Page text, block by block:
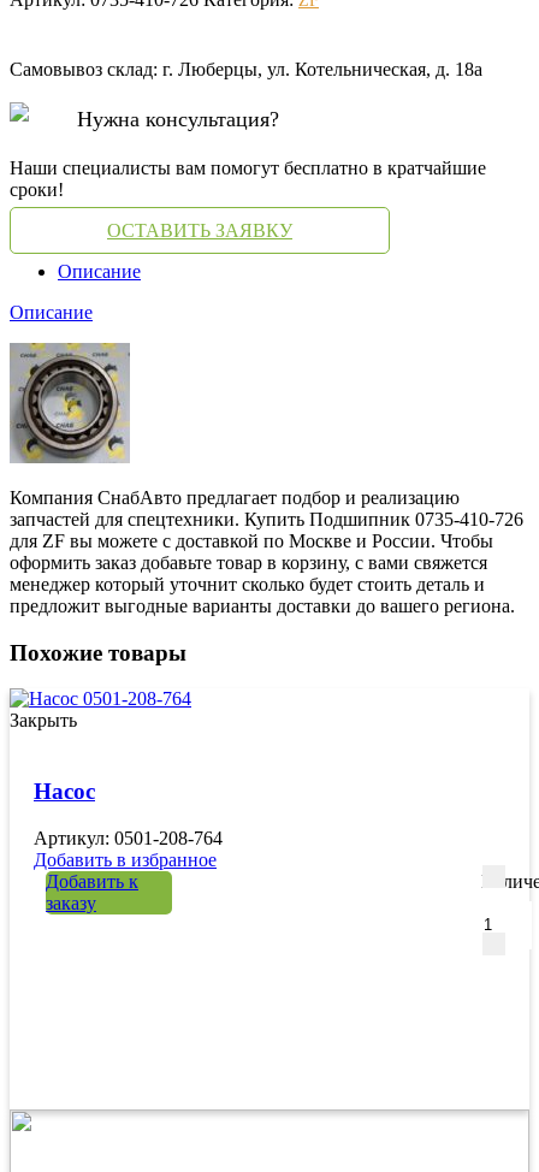
Самовывоз склад: г. Люберцы, ул. Котельническая, д. 18а
Нужна консультация?
Наши специалисты вам помогут бесплатно в кратчайшие
сроки!
ОСТАВИТЬ ЗАЯВКУ
Описание
Описание
Компания СнабАвто предлагает подбор и реализацию
запчастей для спецтехники. Купить Подшипник 0735-410-726
для ZF вы можете с доставкой по Москве и России. Чтобы
оформить заказ добавьте товар в корзину, с вами свяжется
менеджер который уточнит сколько будет стоить деталь и
предложит выгодные варианты доставки до вашего региона.
Похожие товары
Закрыть
Насос
Артикул: 0501-208-764
Добавить в избранное
Добавить к
заказу